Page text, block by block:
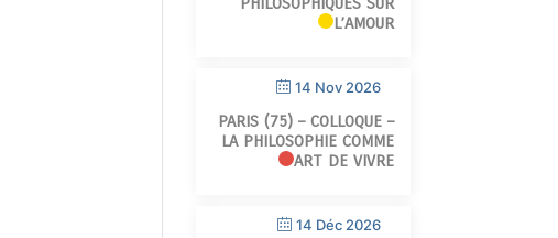
L’AMOUR
14 Nov 2026
PARIS (75) – COLLOQUE –
LA PHILOSOPHIE COMME
ART DE VIVRE
14 Déc 2026